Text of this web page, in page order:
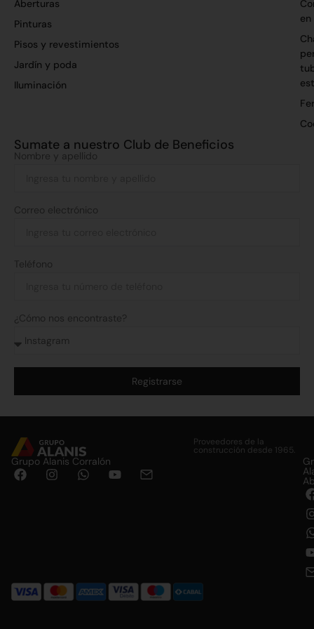
Aberturas
Pinturas
Pisos y revestimientos
Jardín y poda
Iluminación
en
Sumate a nuestro Club de Beneficios
Nombre y apellido
Correo electrónico
Teléfono
¿Cómo nos encontraste?
Registrarse
Proveedores de la
construcción desde 1965.
Grupo Alanis Corralón